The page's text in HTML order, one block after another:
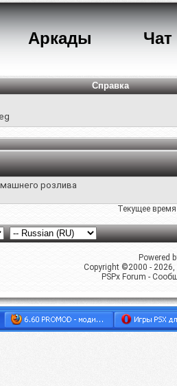
Аркады Чат
Справка
розлива
Текущее
Powered
Copyright ©2000 -
PSPx Forum -